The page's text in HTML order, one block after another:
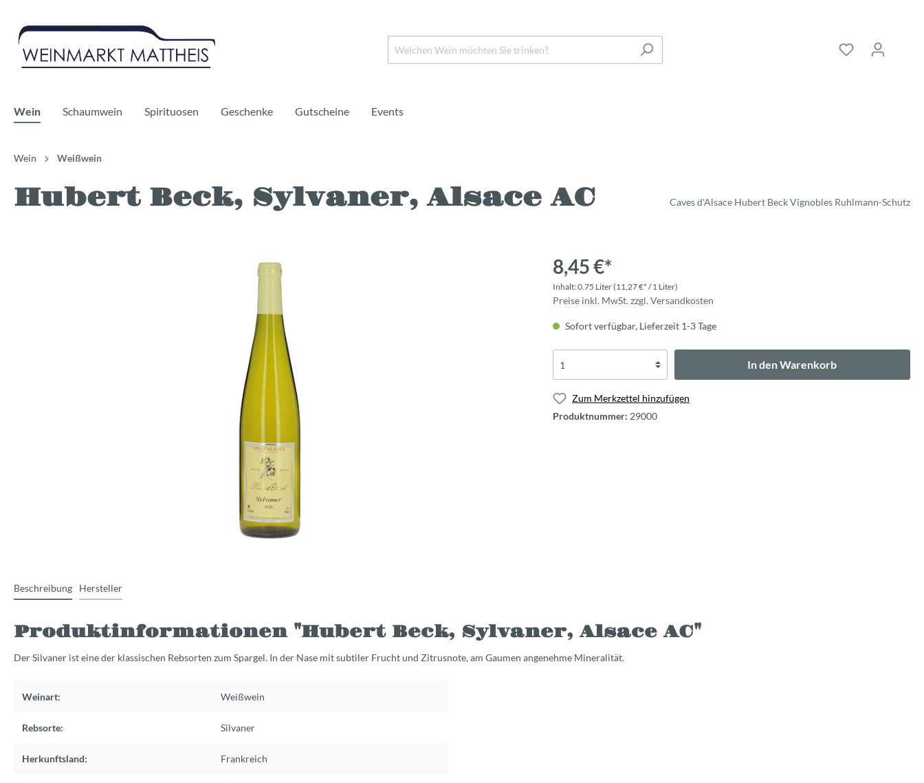
Wein Schaumwein Spirituosen Geschenke Gutscheine Events
Rotwein Weißwein Rosé
Bio
Sekt Prosecco Crémant
Whisky Gin Portwein
Wein Weißwein
Hubert Beck, Sylvaner, Alsace AC Caves d'Alsace Hubert Beck Vignobles Ruhlmann-Schutz
8,45 €*
Inhalt:0.75 Liter(11,27 €* / 1 Liter)
Preise inkl. MwSt. zzgl. Versandkosten
Sofort verfügbar, Lieferzeit 1-3 Tage
In den Warenkorb
Zum Merkzettel hinzufügen
Produktnummer: 29000
Beschreibung Hersteller
Produktinformationen "Hubert Beck, Sylvaner, Alsace AC"
Der Silvaner ist eine der klassischen Rebsorten zum Spargel. In der Nase mit subtiler Frucht und Zitrusnote, am Gaumen angenehme Mineralität.
Weinart: Weißwein
Rebsorte: Silvaner
Herkunftsland: Frankreich